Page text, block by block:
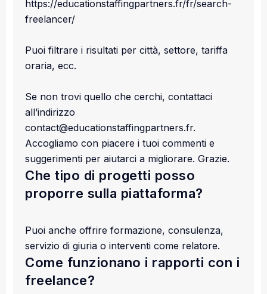
https://educationstaffingpartners.fr/fr/search-
freelancer/
Puoi filtrare i risultati per città, settore, tariffa
oraria, ecc.
Se non trovi quello che cerchi, contattaci
all’indirizzo
contact@educationstaffingpartners.fr.
Accogliamo con piacere i tuoi commenti e
suggerimenti per aiutarci a migliorare. Grazie.
Che tipo di progetti posso
proporre sulla piattaforma?
Puoi anche offrire formazione, consulenza,
servizio di giuria o interventi come relatore.
Come funzionano i rapporti con i
freelance?